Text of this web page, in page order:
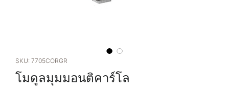
SKU: 7705CORGR
โมดูลมุมมอนติคาร์โล